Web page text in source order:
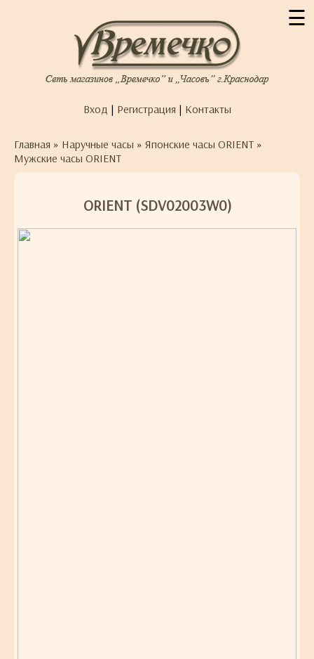
☰
Вход | Регистрация | Контакты
Главная » Наручные часы » Японские часы ORIENT »
Мужские часы ORIENT
ORIENT (SDV02003W0)